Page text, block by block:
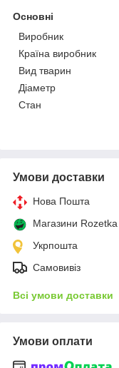
Основні
Виробник
Країна виробник
Вид тварин
Діаметр
Стан
Умови доставки
Нова Пошта
Магазини Rozetka
Укрпошта
Самовивіз
Всі умови доставки
Умови оплати